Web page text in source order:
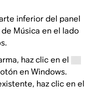
inferior del panel
Música en el lado
haz clic en el
en Windows.
haz clic en el